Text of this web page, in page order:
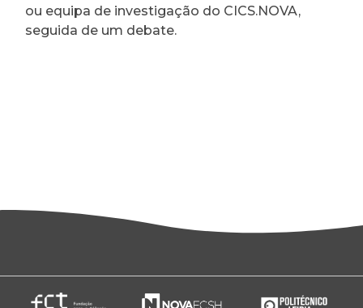
ou equipa de investigação do CICS.NOVA,
seguida de um debate.